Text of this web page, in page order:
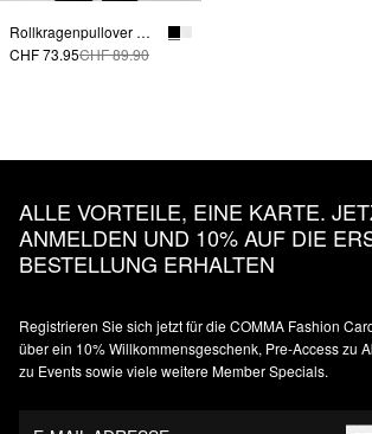
Rollkragenpullover mit Ärmelschlitzen
CHF 73.95CHF 89.90
ALLE VORTEILE, EINE KARTE.
ANMELDEN UND 10% AUF DIE
BESTELLUNG ERHALTEN
Registrieren Sie sich jetzt für die COMMA Fashion
über ein 10% Willkommensgeschenk, Pre-Access zu
zu Events sowie viele weitere Member Specials.